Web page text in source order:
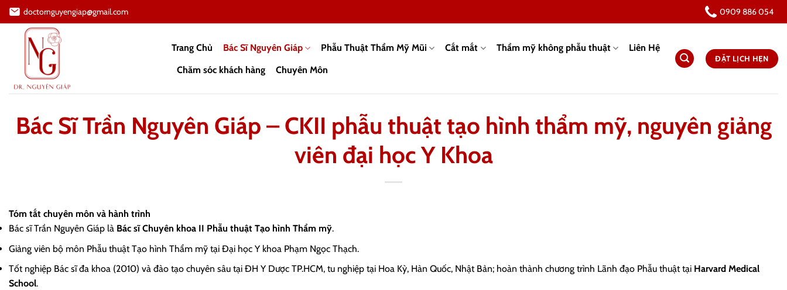
Bỏ
qua
doctornguyengiap@gmail.com 0909 886 054
Trang Chủ Bác Sĩ Nguyên Giáp Phẫu Thuật Thẩm Mỹ Mũi Cắt mắt Thẩm mỹ không phẫu thuật
Liên Hệ
Chăm sóc khách hàng
Chuyên Môn
ĐẶT LỊCH HẸN
Bác Sĩ Trần Nguyên Giáp – CKII phẫu thuật tạo hình thẩm mỹ, nguyên giảng
viên đại học Y Khoa
Tóm tắt chuyên môn và hành trình
Bác sĩ Trần Nguyên Giáp là Bác sĩ Chuyên khoa II Phẫu thuật Tạo hình Thẩm mỹ.
Giảng viên bộ môn Phẫu thuật Tạo hình Thẩm mỹ tại Đại học Y khoa Phạm Ngọc Thạch.
Tốt nghiệp Bác sĩ đa khoa (2010) và đào tạo chuyên sâu tại ĐH Y Dược TP.HCM, tu nghiệp tại Hoa Kỳ, Hàn Quốc, Nhật Bản; hoàn thành chương trình Lãnh đạo Phẫu thuật tại Harvard Medical
School.